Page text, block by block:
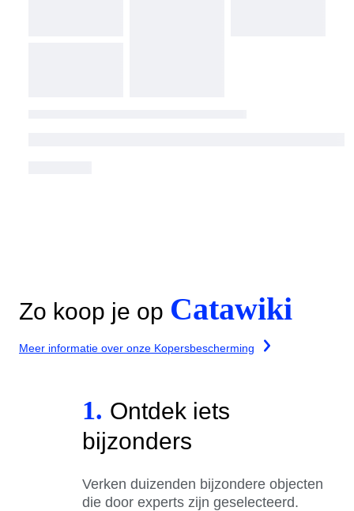
Zo koop je op Catawiki
Meer informatie over onze Kopersbescherming
1. Ontdek iets
bijzonders
Verken duizenden bijzondere objecten
die door experts zijn geselecteerd.